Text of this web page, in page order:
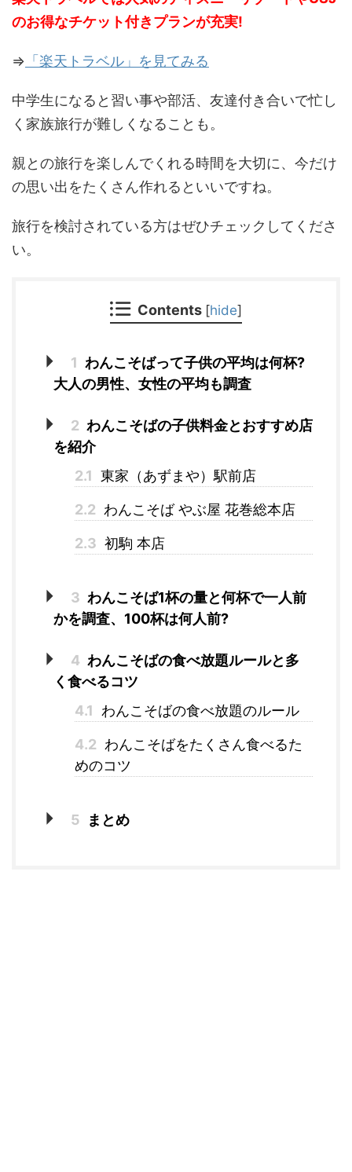
のお得なチケット付きプランが充実!
⇒ 「楽天トラベル」を見てみる
中学生になると習い事や部活、友達付き合いで忙し
く家族旅行が難しくなることも。
親との旅行を楽しんでくれる時間を大切に、今だけ
の思い出をたくさん作れるといいですね。
旅行を検討されている方はぜひチェックしてくださ
い。
Contents [hide]
1 わんこそばって子供の平均は何杯?
大人の男性、女性の平均も調査
2 わんこそばの子供料金とおすすめ店
を紹介
2.1 東家（あずまや）駅前店
2.2 わんこそば やぶ屋 花巻総本店
2.3 初駒 本店
3 わんこそば1杯の量と何杯で一人前
かを調査、100杯は何人前?
4 わんこそばの食べ放題ルールと多
く食べるコツ
4.1
わんこそばの食べ放題のルール
4.2 わんこそばをたくさん食べるた
めのコツ
5 まとめ